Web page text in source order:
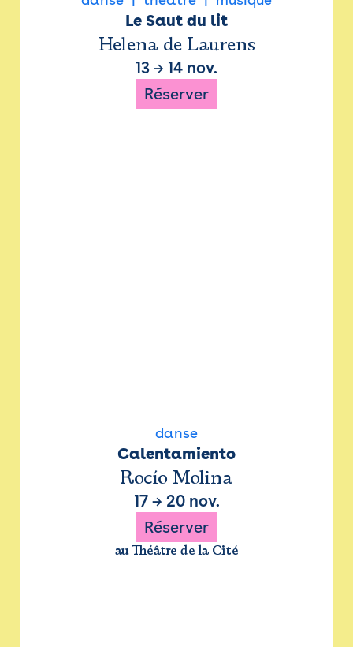
Le Saut du lit
Helena de Laurens
13 → 14 nov.
Réserver
danse
Calentamiento
Rocío Molina
17→ 20 nov.
Réserver
au Théâtre de la Cité